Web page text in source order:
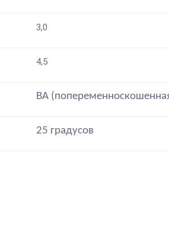
3,0
4,5
ВА
25 градусов